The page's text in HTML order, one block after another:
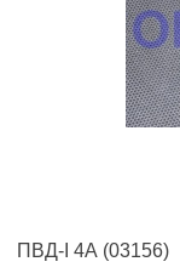
ПВД-I 4А (03156)